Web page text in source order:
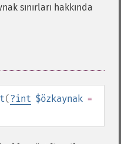
sınırları hakkında
(?int $özkaynak =